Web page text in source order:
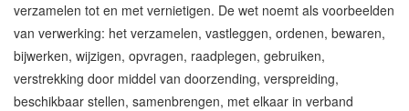
verzamelen tot en met vernietigen. De wet noemt als voorbeelden
van verwerking: het verzamelen, vastleggen, ordenen, bewaren,
bijwerken, wijzigen, opvragen, raadplegen, gebruiken,
verstrekking door middel van doorzending, verspreiding,
beschikbaar stellen, samenbrengen, met elkaar in verband